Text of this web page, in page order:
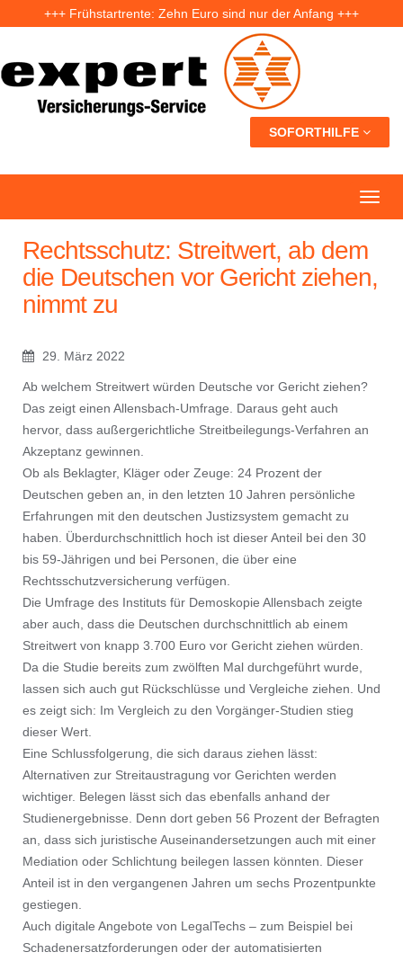
+++ Frühstartrente: Zehn Euro sind nur der Anfang +++
SOFORTHILFE
Rechtsschutz: Streitwert, ab dem
die Deutschen vor Gericht ziehen,
nimmt zu
29. März 2022
Ab welchem Streitwert würden Deutsche vor Gericht ziehen?
Das zeigt einen Allensbach-Umfrage. Daraus geht auch
hervor, dass außergerichtliche Streitbeilegungs-Verfahren an
Akzeptanz gewinnen.
Ob als Beklagter, Kläger oder Zeuge: 24 Prozent der
Deutschen geben an, in den letzten 10 Jahren persönliche
Erfahrungen mit den deutschen Justizsystem gemacht zu
haben. Überdurchschnittlich hoch ist dieser Anteil bei den 30
bis 59-Jährigen und bei Personen, die über eine
Rechtsschutzversicherung verfügen.
Die Umfrage des Instituts für Demoskopie Allensbach zeigte
aber auch, dass die Deutschen durchschnittlich ab einem
Streitwert von knapp 3.700 Euro vor Gericht ziehen würden.
Da die Studie bereits zum zwölften Mal durchgeführt wurde,
lassen sich auch gut Rückschlüsse und Vergleiche ziehen. Und
es zeigt sich: Im Vergleich zu den Vorgänger-Studien stieg
dieser Wert.
Eine Schlussfolgerung, die sich daraus ziehen lässt:
Alternativen zur Streitaustragung vor Gerichten werden
wichtiger. Belegen lässt sich das ebenfalls anhand der
Studienergebnisse. Denn dort geben 56 Prozent der Befragten
an, dass sich juristische Auseinandersetzungen auch mit einer
Mediation oder Schlichtung beilegen lassen könnten. Dieser
Anteil ist in den vergangenen Jahren um sechs Prozentpunkte
gestiegen.
Auch digitale Angebote von LegalTechs – zum Beispiel bei
Schadenersatzforderungen oder der automatisierten